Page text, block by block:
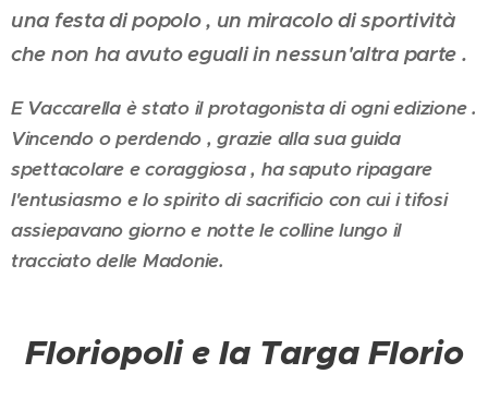
una festa di popolo , un miracolo di sportività
che non ha avuto eguali in nessun'altra parte .
E Vaccarella è stato il protagonista di ogni edizione .
Vincendo o perdendo , grazie alla sua guida
spettacolare e coraggiosa , ha saputo ripagare
l'entusiasmo e lo spirito di sacrificio con cui i tifosi
assiepavano giorno e notte le colline lungo il
tracciato delle Madonie.
Floriopoli e la Targa Florio